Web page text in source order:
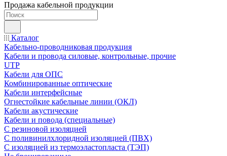
Продажа кабельной продукции
Каталог
Кабельно-проводниковая продукция
Кабели и провода силовые, контрольные, прочие
UTP
Кабели для ОПС
Комбинированные оптические
Кабели интерфейсные
Огнестойкие кабельные линии (ОКЛ)
Кабели акустические
Кабели и повода (специальные)
С резиновой изоляцией
С поливинилхлоридной изоляцией (ПВХ)
С изоляцией из термоэластопласта (ТЭП)